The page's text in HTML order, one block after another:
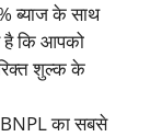
ब्याज के साथ
है कि आपको
शुल्क के
BNPL का सबसे